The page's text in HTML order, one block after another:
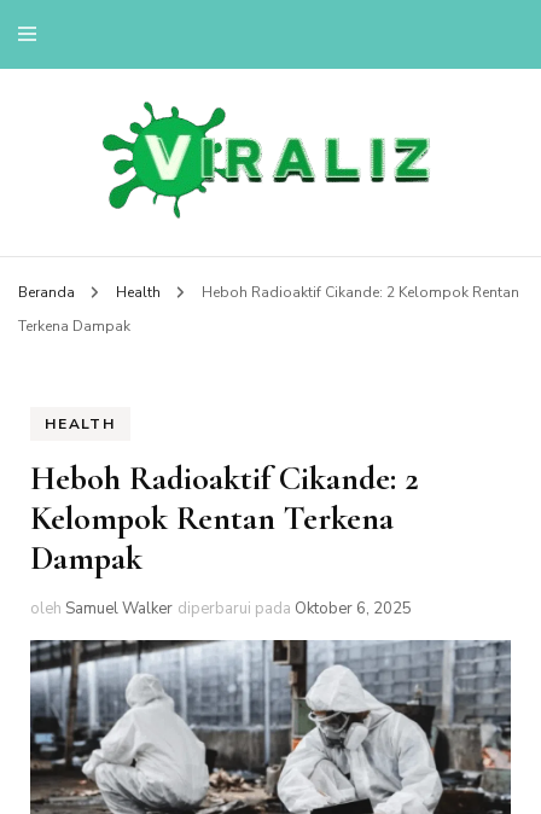
viralizou.site
Beranda Health
Heboh Radioaktif Cikande: 2 Kelompok Rentan
Terkena Dampak
HEALTH
Heboh Radioaktif Cikande: 2
Kelompok Rentan Terkena
Dampak
oleh Samuel Walker diperbarui pada Oktober 6, 2025